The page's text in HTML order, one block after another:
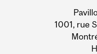
1001, rue